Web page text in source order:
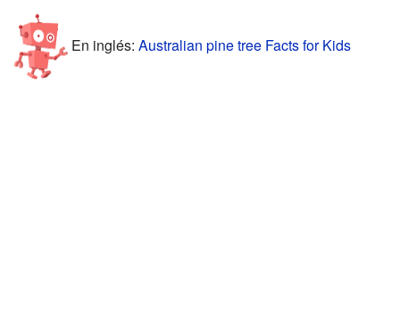
En inglés: Australian pine tree Facts for Kids